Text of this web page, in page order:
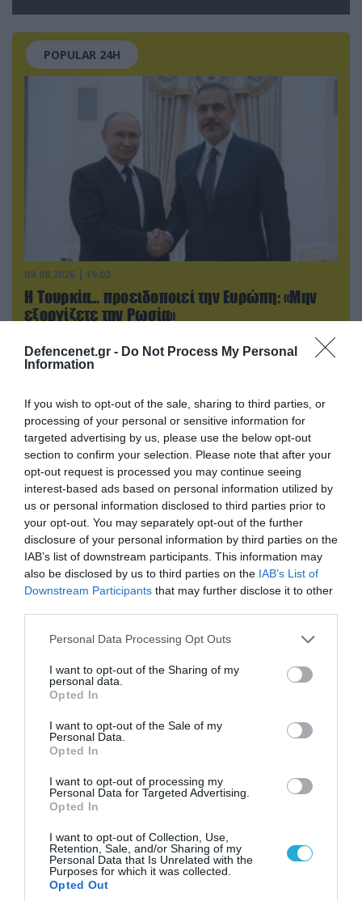
Defencenet.gr - Do Not Process My Personal
Information
If you wish to opt-out of the sale, sharing to third parties, or
processing of your personal or sensitive information for
targeted advertising by us, please use the below opt-out
section to confirm your selection. Please note that after your
opt-out request is processed you may continue seeing
interest-based ads based on personal information utilized by
us or personal information disclosed to third parties prior to
your opt-out. You may separately opt-out of the further
disclosure of your personal information by third parties on the
IAB’s list of downstream participants. This information may
also be disclosed by us to third parties on the IAB’s List of
Downstream Participants that may further disclose it to other
Please note that this website/app uses one or more Google
not limited to your visit or usage behaviour. You may click to
grant or deny consent to Google and its third-party tags to
use your data for below specified purposes in below Google
consent section.
Personal Data Processing Opt Outs
I want to opt-out of the Sharing of my
personal data.
Opted In
I want to opt-out of the Sale of my
Personal Data.
Opted In
I want to opt-out of processing my
Personal Data for Targeted Advertising.
Opted In
I want to opt-out of Collection, Use,
Retention, Sale, and/or Sharing of my
Personal Data that Is Unrelated with the
Purposes for which it was collected.
Opted Out
POPULAR 24H
09.08.2026 | 19:02
Η Τουρκία… προειδοποιεί την Ευρώπη: «Μην
εξοργίζετε την Ρωσία»
09.08.2026 | 18:02
Το Ιράν δημοσίευσε βίντεο με τον Μοτζτάμπα
Χαμενεΐ
Νεοσύλλεκτοι Ουκρανοί στρατιώτες και
υπάλληλοι της TCC έτρεχαν πανικόβλητοι
αλλά… εξοντώθηκαν – Δείτε βίντεο